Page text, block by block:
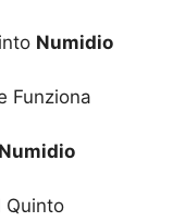
Numidio
Funziona
Numidio
Quinto